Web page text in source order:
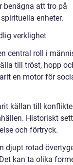
benägna att tro på
enheter.
verklighet
central roll i
till tröst, hopp
en motor för
källan till
Historiskt
och förtryck.
djupt rotad
kan ta olika